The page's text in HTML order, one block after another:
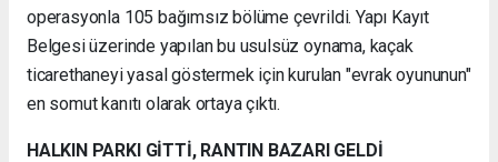
operasyonla 105 bağımsız bölüme çevrildi. Yapı Kayıt
Belgesi üzerinde yapılan bu usulsüz oynama, kaçak
ticarethaneyi yasal göstermek için kurulan "evrak oyununun"
en somut kanıtı olarak ortaya çıktı.
HALKIN PARKI GİTTİ, RANTIN BAZARI GELDİ